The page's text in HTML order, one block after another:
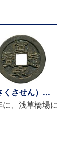
くさせん）...
、浅草橋場